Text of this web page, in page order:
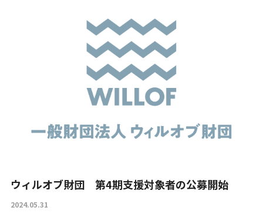
ウィルオブ財団 第4期支援対象者の公募開始
2024.05.31